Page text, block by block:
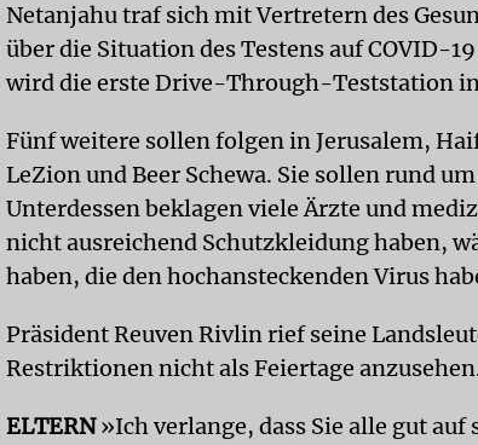
Netanjahu traf sich mit Vertretern des
über die Situation des Testens auf COVID-
wird die erste Drive-Through-Teststation
Fünf weitere sollen folgen in Jerusalem,
LeZion und Beer Schewa. Sie sollen rund
Unterdessen beklagen viele Ärzte und
nicht ausreichend Schutzkleidung haben,
haben, die den hochansteckenden Virus
Präsident Reuven Rivlin rief seine
Restriktionen nicht als Feiertage
ELTERN»Ich verlange, dass Sie alle gut auf